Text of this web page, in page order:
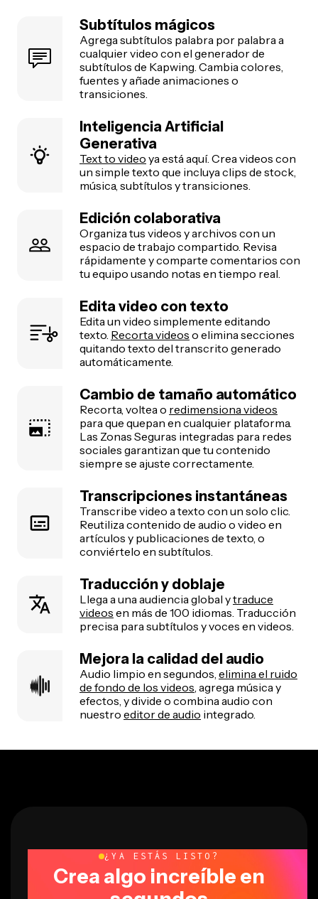
Subtítulos mágicos
Agrega subtítulos palabra por palabra a
cualquier video con el generador de
subtítulos de Kapwing. Cambia colores,
fuentes y añade animaciones o
transiciones.
Inteligencia Artificial
Generativa
Text to video ya está aquí. Crea videos con
un simple texto que incluya clips de stock,
música, subtítulos y transiciones.
Edición colaborativa
Organiza tus videos y archivos con un
espacio de trabajo compartido. Revisa
rápidamente y comparte comentarios con
tu equipo usando notas en tiempo real.
Edita video con texto
Edita un video simplemente editando
texto. Recorta videos o elimina secciones
quitando texto del transcrito generado
automáticamente.
Cambio de tamaño automático
Recorta, voltea o redimensiona videos
para que quepan en cualquier plataforma.
Las Zonas Seguras integradas para redes
sociales garantizan que tu contenido
siempre se ajuste correctamente.
Transcripciones instantáneas
Transcribe video a texto con un solo clic.
Reutiliza contenido de audio o video en
artículos y publicaciones de texto, o
conviértelo en subtítulos.
Traducción y doblaje
Llega a una audiencia global ytraduce
videos en más de 100 idiomas. Traducción
precisa para subtítulos y voces en videos.
Mejora la calidad del audio
Audio limpio en segundos, elimina el ruido
de fondo de los videos , agrega música y
efectos, y divide o combina audio con
nuestro editor de audio integrado.
¿YA ESTÁS LISTO?
Crea algo increíble en